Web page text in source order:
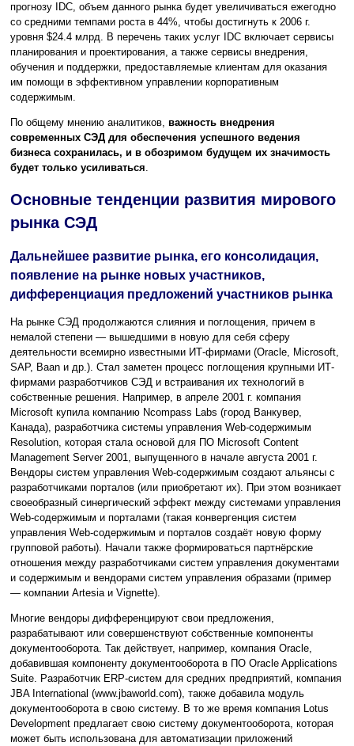
прогнозу IDC, объем данного рынка будет увеличиваться ежегодно
со средними темпами роста в 44%, чтобы достигнуть к 2006 г.
уровня $24.4 млрд. В перечень таких услуг IDC включает сервисы
планирования и проектирования, а также сервисы внедрения,
обучения и поддержки, предоставляемые клиентам для оказания
им помощи в эффективном управлении корпоративным
содержимым.
По общему мнению аналитиков, важность внедрения
современных СЭД для обеспечения успешного ведения
бизнеса сохранилась, и в обозримом будущем их значимость
будет только усиливаться.
Основные тенденции развития мирового
рынка СЭД
Дальнейшее развитие рынка, его консолидация,
появление на рынке новых участников,
дифференциация предложений участников рынка
На рынке СЭД продолжаются слияния и поглощения, причем в
немалой степени — вышедшими в новую для себя сферу
деятельности всемирно известными ИТ-фирмами (Oracle, Microsoft,
SAP, Baan и др.). Стал заметен процесс поглощения крупными ИТ-
фирмами разработчиков СЭД и встраивания их технологий в
собственные решения. Например, в апреле 2001 г. компания
Microsoft купила компанию Ncompass Labs (город Ванкувер,
Канада), разработчика системы управления Web-содержимым
Resolution, которая стала основой для ПО Microsoft Content
Management Server 2001, выпущенного в начале августа 2001 г.
Вендоры систем управления Web-содержимым создают альянсы с
разработчиками порталов (или приобретают их). При этом возникает
своеобразный синергический эффект между системами управления
Web-содержимым и порталами (такая конвергенция систем
управления Web-содержимым и порталов создаёт новую форму
групповой работы). Начали также формироваться партнёрские
отношения между разработчиками систем управления документами
и содержимым и вендорами систем управления образами (пример
— компании Artesia и Vignette).
Многие вендоры дифференцируют свои предложения,
разрабатывают или совершенствуют собственные компоненты
документооборота. Так действует, например, компания Oracle,
добавившая компоненту документооборота в ПО Oracle Applications
Suite. Разработчик ERP-систем для средних предприятий, компания
JBA International (www.jbaworld.com), также добавила модуль
документооборота в свою систему. В то же время компания Lotus
Development предлагает свою систему документооборота, которая
может быть использована для автоматизации приложений